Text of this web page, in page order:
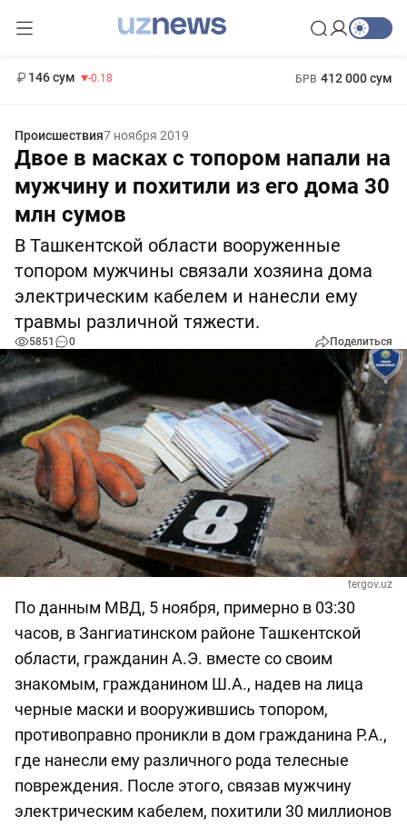
146 сум -0.18 БРВ 412 000 сум
Происшествия7 ноября 2019
Двое в масках с топором напали на
мужчину и похитили из его дома 30
млн сумов
В Ташкентской области вооруженные
топором мужчины связали хозяина дома
электрическим кабелем и нанесли ему
травмы различной тяжести.
5851 0 Поделиться
tergov.uz
По данным МВД, 5 ноября, примерно в 03:30
часов, в Зангиатинском районе Ташкентской
области, гражданин А.Э. вместе со своим
знакомым, гражданином Ш.А., надев на лица
черные маски и вооружившись топором,
противоправно проникли в дом гражданина Р.А.,
где нанесли ему различного рода телесные
повреждения. После этого, связав мужчину
электрическим кабелем, похитили 30 миллионов